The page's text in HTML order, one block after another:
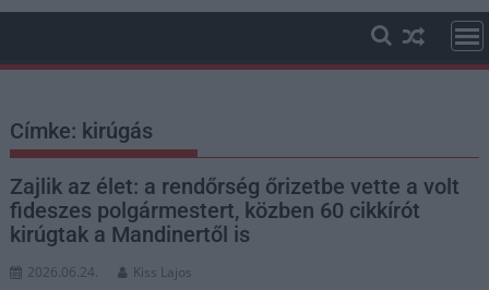
Címke: kirúgás
Zajlik az élet: a rendőrség őrizetbe vette a volt
fideszes polgármestert, közben 60 cikkírót
kirúgtak a Mandinertől is
2026.06.24. Kiss Lajos